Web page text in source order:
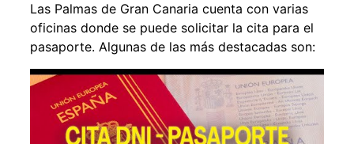
Las Palmas de Gran Canaria cuenta con varias
oficinas donde se puede solicitar la cita para el
pasaporte. Algunas de las más destacadas son: